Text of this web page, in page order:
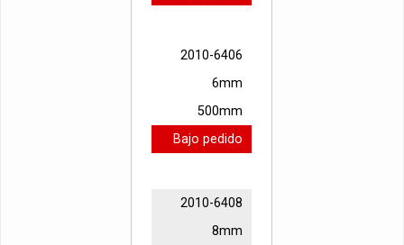
2010-6406
6mm
500mm
Bajo pedido
2010-6408
8mm